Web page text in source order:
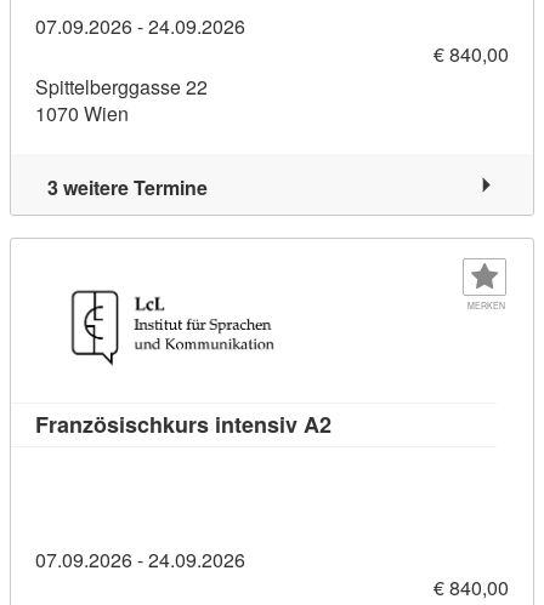
07.09.2026 - 24.09.2026
€ 840,00
Spittelberggasse 22
1070 Wien
3 weitere Termine
MERKEN
Französischkurs intensiv A2Kursdetail:
07.09.2026 - 24.09.2026
€ 840,00